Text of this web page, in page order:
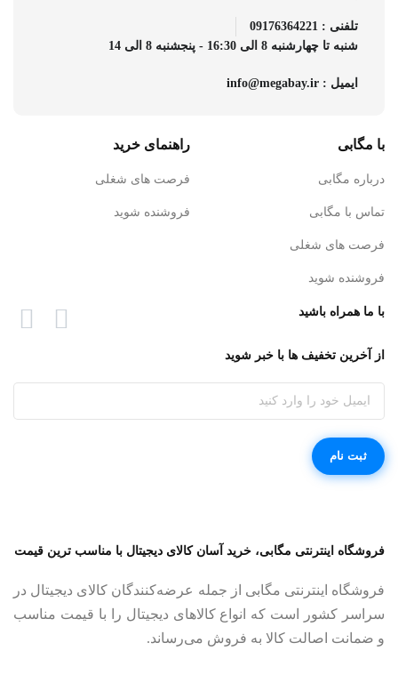
تلفنی : 09176364221
شنبه تا چهارشنبه 8 الی 16:30 - پنجشنبه 8 الی 14
ایمیل : info@megabay.ir
با مگابی
درباره مگابی
تماس با مگابی
فرصت های شغلی
فروشنده شوید
راهنمای خرید
فرصت های شغلی
فروشنده شوید
با ما همراه باشید
از آخرین تخفیف ها با خبر شوید
فروشگاه اینترنتی مگابی، خرید آسان کالای دیجیتال با مناسب ترین قیمت
فروشگاه اینترنتی مگابی از جمله عرضه‌کنندگان کالای دیجیتال در
سراسر کشور است که انواع کالاهای دیجیتال را با قیمت مناسب
و ضمانت اصالت کالا به فروش می‌رساند.